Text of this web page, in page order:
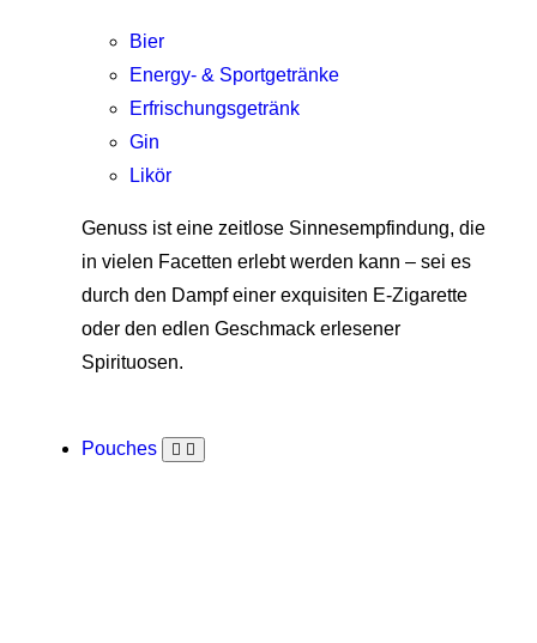
Bier
Energy- & Sportgetränke
Erfrischungsgetränk
Gin
Likör
Genuss ist eine zeitlose Sinnesempfindung, die
in vielen Facetten erlebt werden kann – sei es
durch den Dampf einer exquisiten E-Zigarette
oder den edlen Geschmack erlesener
Spirituosen.
Pouches